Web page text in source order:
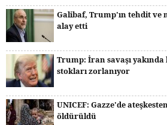
Galibaf, Trump'ın tehdit ve
alay etti
Trump: İran savaşı
stokları zorlanıyor
UNICEF: Gazze'de
öldürüldü